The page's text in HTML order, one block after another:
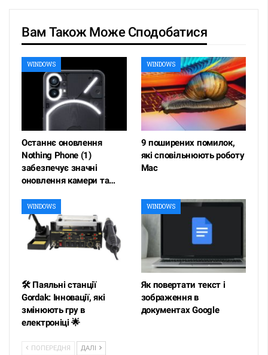
Вам Також Може Сподобатися
WINDOWS
Останнє оновлення
Nothing Phone (1)
забезпечує значні
оновлення камери та…
WINDOWS
9 поширених помилок,
які сповільнюють роботу
Mac
WINDOWS
🛠️ Паяльні станції
Gordak: Інновації, які
змінюють гру в
електроніці 🌟
WINDOWS
Як повертати текст і
зображення в
документах Google
ПОПЕРЕДНЯ ДАЛІ